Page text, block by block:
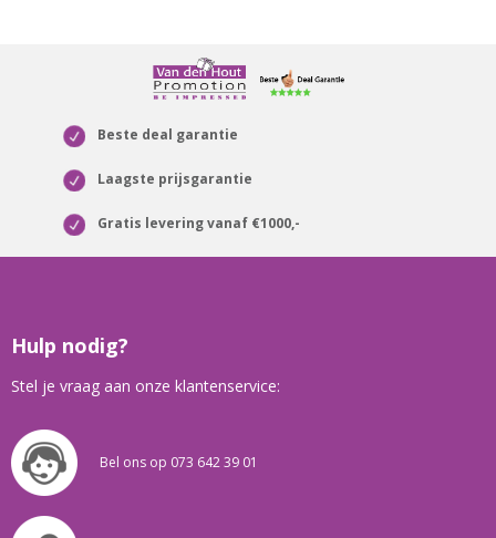
Beste deal garantie
Laagste prijsgarantie
Gratis levering vanaf €1000,-
Hulp nodig?
Stel je vraag aan onze klantenservice:
Bel ons op 073 642 39 01